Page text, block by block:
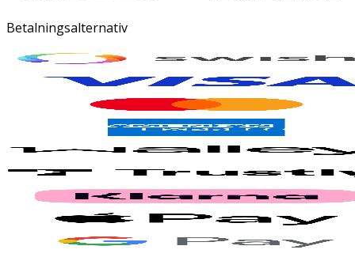
Betalningsalternativ